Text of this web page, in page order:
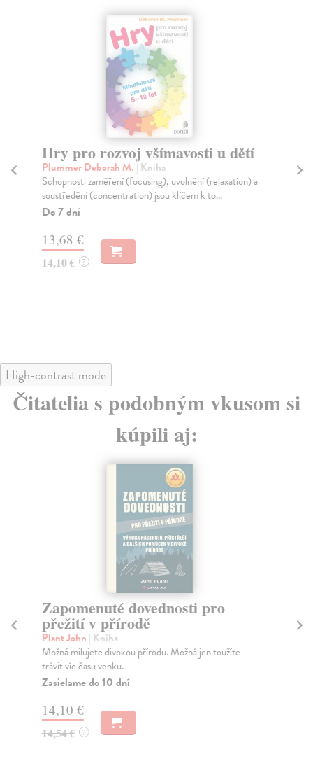
Hry pro rozvoj všímavosti u dětí
Plummer Deborah M. | Kniha
Schopnosti zaměření (focusing), uvolnění (relaxation) a
soustředění (concentration) jsou klíčem k to...
Do 7 dní
13,68 €
14,10 € ?
High-contrast mode
Čitatelia s podobným vkusom si
kúpili aj:
Zapomenuté dovednosti pro
přežití v přírodě
Plant John | Kniha
Možná milujete divokou přírodu. Možná jen toužíte
trávit víc času venku.
Zasielame do 10 dní
14,10 €
14,54 € ?